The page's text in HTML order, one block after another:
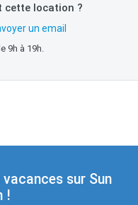
cette location ?
un email
9h à 19h.
sur Sun
!